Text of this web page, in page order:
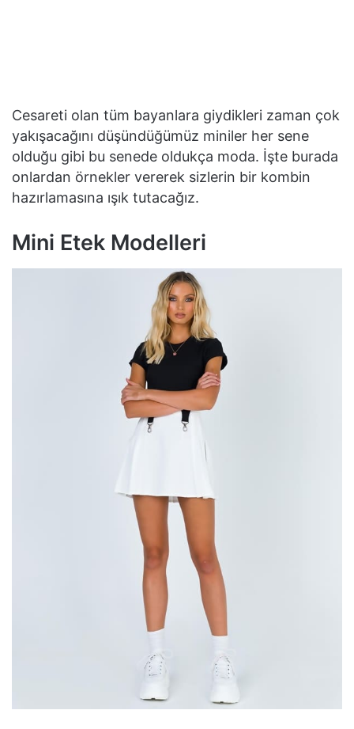
Cesareti olan tüm bayanlara giydikleri zaman çok
yakışacağını düşündüğümüz miniler her sene
olduğu gibi bu senede oldukça moda. İşte burada
onlardan örnekler vererek sizlerin bir kombin
hazırlamasına ışık tutacağız.
Mini Etek Modelleri